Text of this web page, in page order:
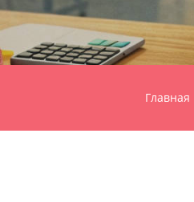
Главная